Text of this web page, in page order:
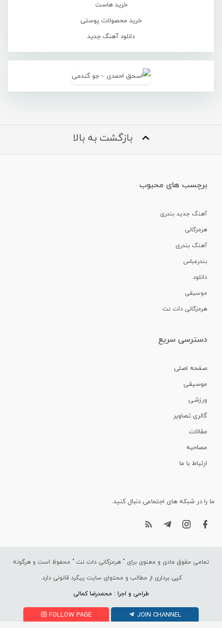
خرید هاست
خرید محصولات پوستی
دانلود آهنگ جدید
بازگشت به بالا
برچسب های محبوب
آهنگ جدید بندری
هرمزگانی
آهنگ بندری
بندرعباس
دانلود
موسیقی
هرمزگانی دات نت
دسترسی سریع
صفحه اصلی
موسیقی
ورزشی
گالری تصاویر
مقالات
مصاحبه
ارتباط با ما
ما را در شبکه های اجتماعی دنبال کنید.
تمامی حقوق مادی و معنوی برای " هرمزگانی دات نت " محفوظ است و هرگونه
کپی برداری از مطالب و محتوای سایت پیگرد قانونی دارد.
طراحی و اجرا : محمدرضا کمالی
FOLLOW PAGE JOIN CHANNEL